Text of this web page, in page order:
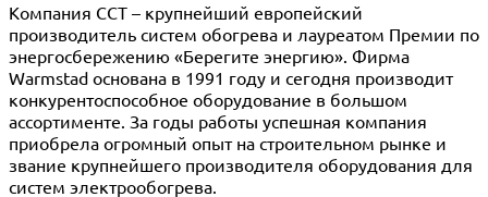
Компания ССТ – крупнейший европейский
производитель систем обогрева и лауреатом Премии по
энергосбережению «Берегите энергию». Фирма
Warmstad основана в 1991 году и сегодня производит
конкурентоспособное оборудование в большом
ассортименте. За годы работы успешная компания
приобрела огромный опыт на строительном рынке и
звание крупнейшего производителя оборудования для
систем электрообогрева.